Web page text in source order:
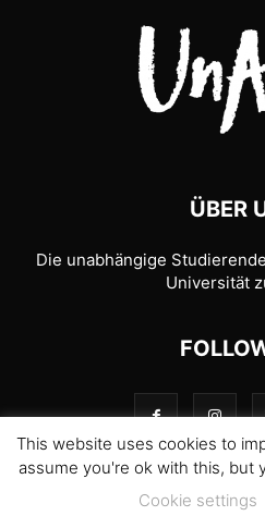
ÜBER
Die unabhängige
Universität
© 1989-2026
This website uses cookies to
assume you're ok with this, but
Cookie settings